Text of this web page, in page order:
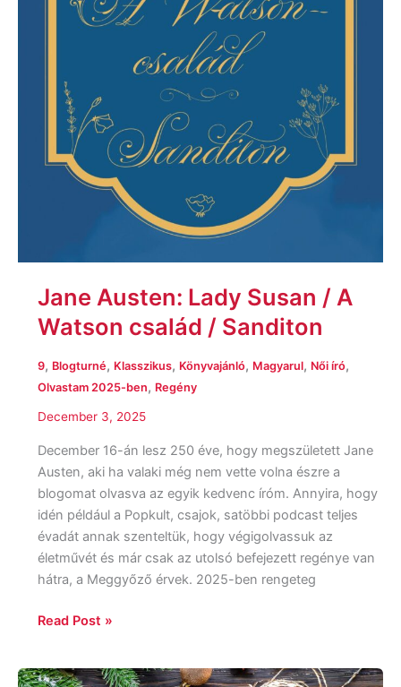
Jane Austen: Lady Susan / A
Watson család / Sanditon
9, Blogturné, Klasszikus, Könyvajánló, Magyarul, Női író,
Olvastam 2025-ben, Regény
December 3, 2025
December 16-án lesz 250 éve, hogy megszületett Jane
Austen, aki ha valaki még nem vette volna észre a
blogomat olvasva az egyik kedvenc íróm. Annyira, hogy
idén például a Popkult, csajok, satöbbi podcast teljes
évadát annak szenteltük, hogy végigolvassuk az
életművét és már csak az utolsó befejezett regénye van
hátra, a Meggyőző érvek. 2025-ben rengeteg
Read Post »
Decemberi